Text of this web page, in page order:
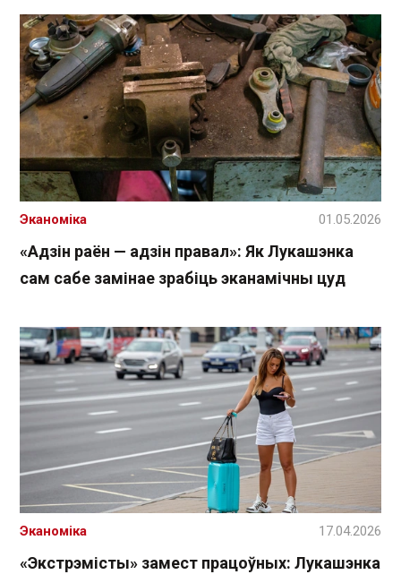
«Адзін раён — адзін правал»: Як Лукашэнка
сам сабе замінае зрабіць эканамічны цуд
Эканоміка 01.05.2026
«Экстрэмісты» замест працоўных: Лукашэнка
Эканоміка 17.04.2026